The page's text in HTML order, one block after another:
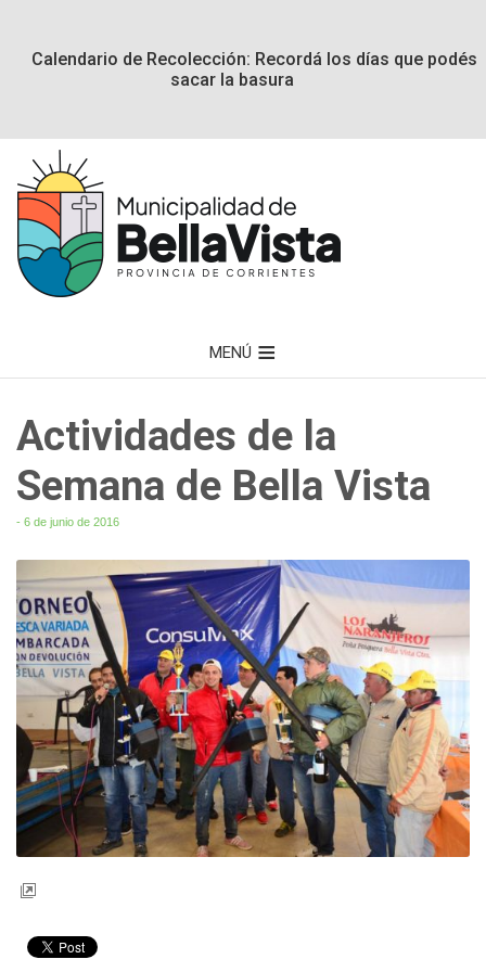
Calendario de Recolección: Recordá los días que podés
sacar la basura
MENÚ
Actividades de la
Semana de Bella Vista
- 6 de junio de 2016